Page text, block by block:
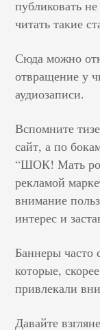
публиковать
читать такие
Сюда можно
отвращение у
аудиозаписи.
Вспомните
сайт, а по
“ШОК! Мать
рекламой
внимание
интерес и
Баннеры часто
которые,
привлекали
Давайте